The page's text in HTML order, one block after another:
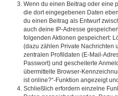
Wenn du einen Beitrag oder eine
die dort eingegebenen Daten
du einen Beitrag als Entwurf
auch deine IP-Adresse
folgenden Aktionen gespeichert:
(dazu zählen Private Nachrichten
zentralen Profildaten (E-Mail-
Passwort) und gescheiterte
übermittelte Browser-
ist online?“-Funktion angezeigt
Schließlich erfordern einzelne